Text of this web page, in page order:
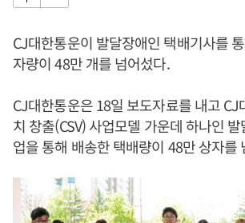
CJ대한통운이 발달장애인 택배기사를
자량이 48만 개를 넘어섰다.
CJ대한통운은 18일 보도자료를 내고
치 창출(CSV) 사업모델 가운데 하나인
업을 통해 배송한 택배량이 48만 상자를